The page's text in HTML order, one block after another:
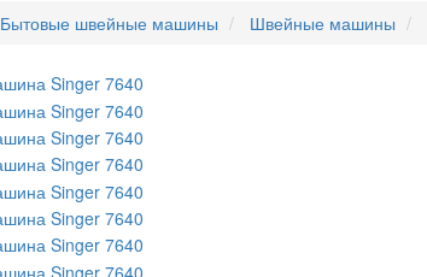
Бытовые швейные машины Швейные машины